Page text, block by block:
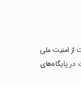
از امنیت ملی
پایگاه‌های